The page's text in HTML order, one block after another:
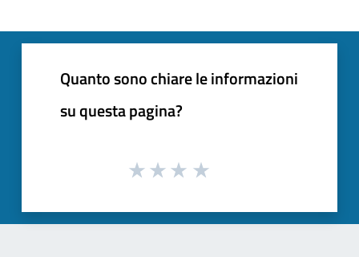
Quanto sono chiare le informazioni
su questa pagina?